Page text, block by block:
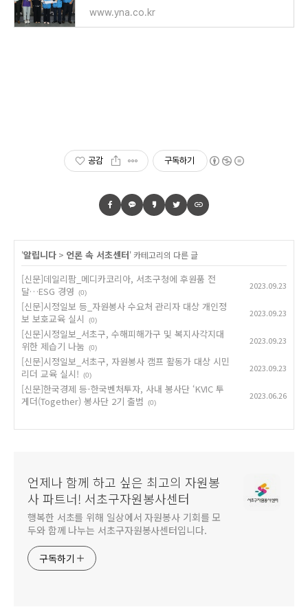
www.yna.co.kr
공감 구독하기
'알립니다 > 언론 속 서초센터' 카테고리의 다른 글
[신문]데일리팜_메디카코리아, 서초구청에 후원품 전
달…ESG 경영
(0)
2023.09.23
[신문]시정일보 등_자원봉사 수요처 관리자 대상 개인정
보 보호교육 실시
(0)
2023.09.23
[신문]시정일보_서초구, 수해피해가구 및 복지사각지대
위한 제습기 나눔
(0)
2023.09.23
[신문]시정일보_서초구, 자원봉사 캠프 활동가 대상 시민
리더 교육 실시!
(0)
2023.09.23
[신문]한국경제 등-한국벤처투자, 사내 봉사단 ‘KVIC 투
게더(Together) 봉사단 2기 출범
(0)
2023.06.26
언제나 함께 하고 싶은 최고의 자원봉
사 파트너! 서초구자원봉사센터
행복한 서초를 위해 일상에서 자원봉사 기회를 모
두와 함께 나누는 서초구자원봉사센터입니다.
구독하기